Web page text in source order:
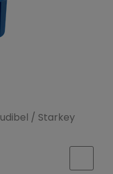
/ Starkey